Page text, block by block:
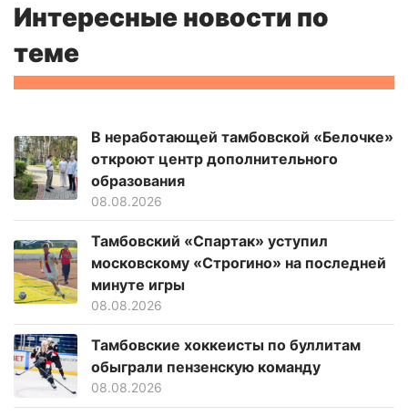
Интересные новости по
теме
В неработающей тамбовской «Белочке»
откроют центр дополнительного
образования
08.08.2026
Тамбовский «Спартак» уступил
московскому «Строгино» на последней
минуте игры
08.08.2026
Тамбовские хоккеисты по буллитам
обыграли пензенскую команду
08.08.2026